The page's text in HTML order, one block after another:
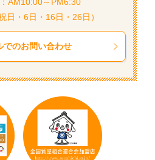
日・6日・16日・26日）
でのお問い合わせ